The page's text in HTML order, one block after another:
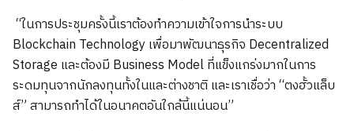
“ในการประชุมครั้งนี้เราต้องทำความเข้าใจการนำระบบ
Blockchain Technology เพื่อมาพัฒนาธุรกิจ Decentralized
Storage และต้องมี Business Model ที่แข็งแกร่งมากในการ
ระดมทุนจากนักลงทุนทั้งในและต่างชาติ และเราเชื่อว่า “ตงฮั้วแล็บ
ส์” สามารถทำได้ในอนาคตอันใกล้นี้แน่นอน”